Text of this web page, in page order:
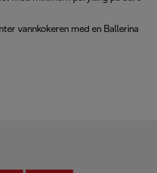
vannkokeren med en Ballerina